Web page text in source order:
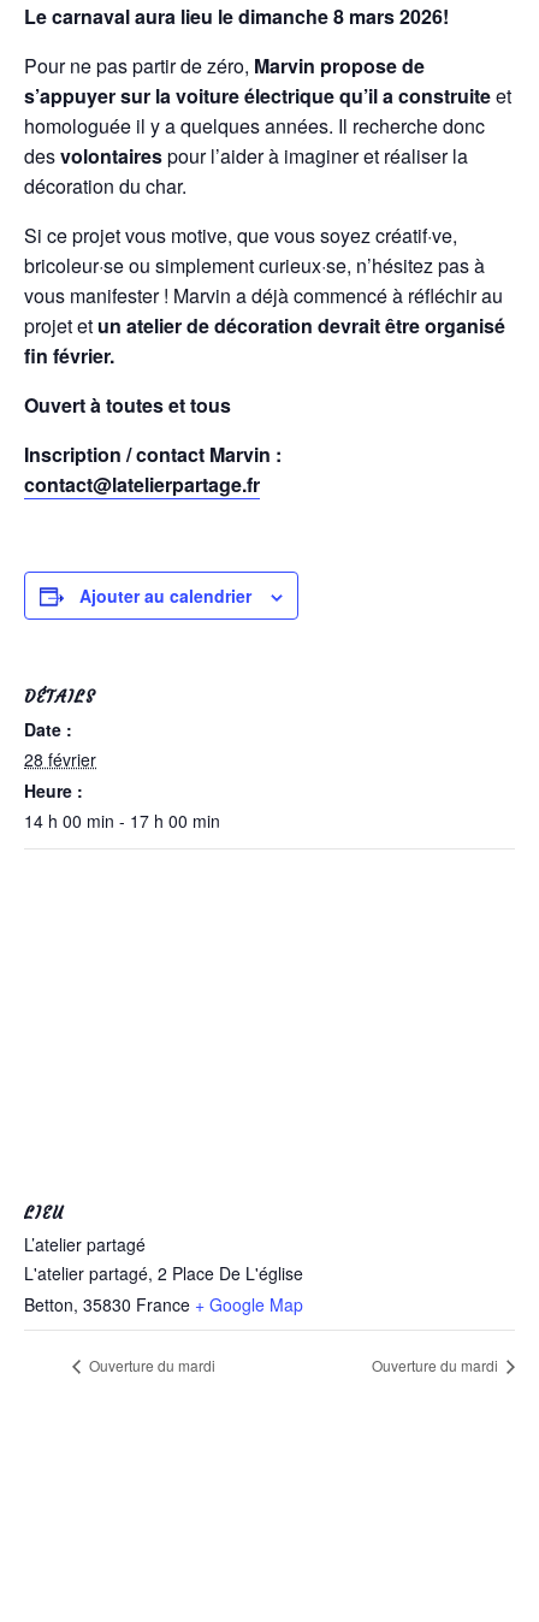
Le carnaval aura lieu le dimanche 8 mars 2026!
Pour ne pas partir de zéro, Marvin propose de
s’appuyer sur la voiture électrique qu’il a construiteet
homologuée il y a quelques années. Il recherche donc
desvolontairespour l’aider à imaginer et réaliser la
décoration du char.
Si ce projet vous motive, que vous soyez créatif·ve,
bricoleur·se ou simplement curieux·se, n’hésitez pas à
vous manifester ! Marvin a déjà commencé à réfléchir au
projet et un atelier de décoration devrait être organisé
fin février.
Ouvert à toutes et tous
Inscription / contact Marvin :
contact@latelierpartage.fr
Ajouter au calendrier
DÉTAILS
Date :
28 février
Heure :
14 h 00 min - 17 h 00 min
LIEU
L’atelier partagé
L'atelier partagé, 2 Place De L'église
Betton, 35830 France + Google Map
Ouverture du mardi Ouverture du mardi